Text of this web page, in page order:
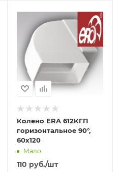
Отправим
09.08.2026
В наличии в пункте
самовывоза
Да
Колено ERA 612КГП
горизонтальное 90°,
60х120
Мало
110 руб./шт